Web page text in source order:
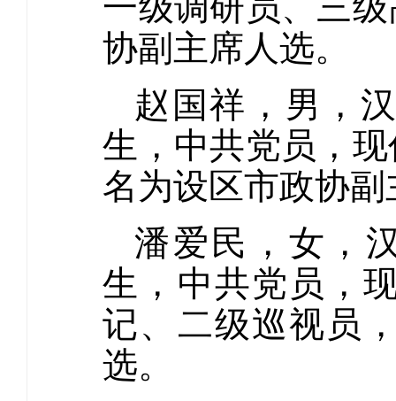
协副主席人选。
赵国祥，男，
生，中共党员，
名为设区市政协
潘爱民，女，
生，中共党员，
记、二级巡视员
选。